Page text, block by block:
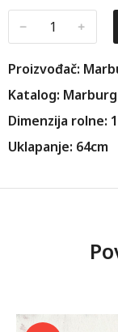
﹣ ﹢
Proizvođač:
Katalog:
Dimenzija rolne:
Uklapanje: 64cm